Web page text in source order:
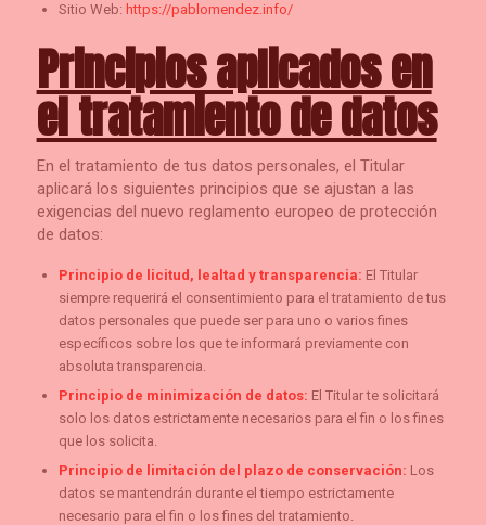
Sitio Web: https://pablomendez.info/
Principios aplicados en
el tratamiento de datos
En el tratamiento de tus datos personales, el Titular
aplicará los siguientes principios que se ajustan a las
exigencias del nuevo reglamento europeo de protección
de datos:
Principio de licitud, lealtad y transparencia: El Titular
siempre requerirá el consentimiento para el tratamiento de tus
datos personales que puede ser para uno o varios fines
específicos sobre los que te informará previamente con
absoluta transparencia.
Principio de minimización de datos: El Titular te solicitará
solo los datos estrictamente necesarios para el fin o los fines
que los solicita.
Principio de limitación del plazo de conservación: Los
datos se mantendrán durante el tiempo estrictamente
necesario para el fin o los fines del tratamiento.